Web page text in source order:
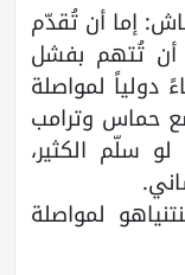
إما أن تُقدّم
أن تُتهم بفشل
دولياً لمواصلة
حماس وترامب
سلّم الكثير،
لمواصلة